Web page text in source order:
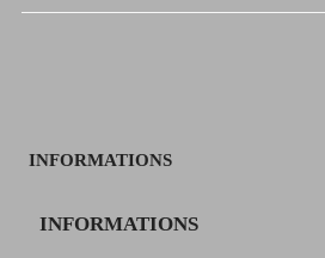
INFORMATIONS
INFORMATIONS